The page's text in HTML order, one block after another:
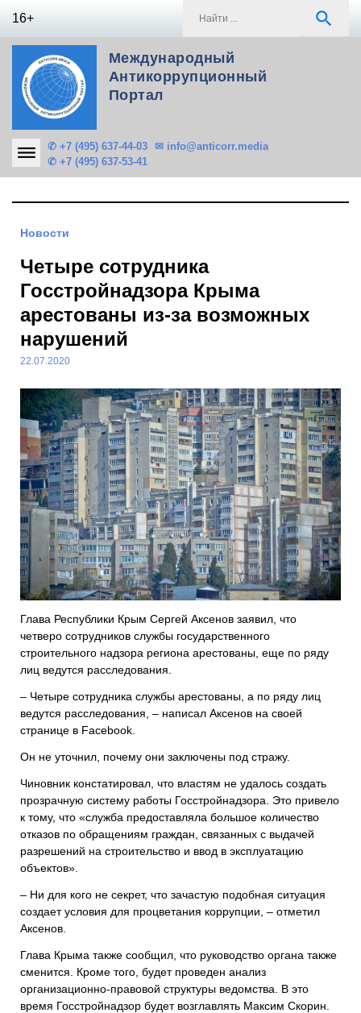
16+ search
Международный
Антикоррупционный
Портал
✆ +7 (495) 637-44-03
✆ +7 (495) 637-53-41
✉ info@anticorr.media
Новости
Четыре сотрудника
Госстройнадзора Крыма
арестованы из-за возможных
нарушений
22.07.2020
Глава Республики Крым Сергей Аксенов заявил, что
четверо сотрудников службы государственного
строительного надзора региона арестованы, еще по ряду
лиц ведутся расследования.
– Четыре сотрудника службы арестованы, а по ряду лиц
ведутся расследования, – написал Аксенов на своей
странице в Facebook.
Он не уточнил, почему они заключены под стражу.
Чиновник констатировал, что властям не удалось создать
прозрачную систему работы Госстройнадзора. Это привело
к тому, что «служба предоставляла большое количество
отказов по обращениям граждан, связанных с выдачей
разрешений на строительство и ввод в эксплуатацию
объектов».
– Ни для кого не секрет, что зачастую подобная ситуация
создает условия для процветания коррупции, – отметил
Аксенов.
Глава Крыма также сообщил, что руководство органа также
сменится. Кроме того, будет проведен анализ
организационно-правовой структуры ведомства. В это
время Госстройнадзор будет возглавлять Максим Скорин.